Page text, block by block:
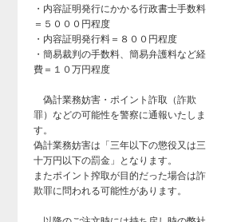
・内容証明発行にかかる行政書士手数料
＝５０００円程度
・内容証明発行料＝８００円程度
・簡易裁判の手数料、簡易弁護料など経
費＝１０万円程度
偽計業務妨害・ポイント詐取（詐欺
罪）などの可能性を警察に通報いたしま
す。
偽計業務妨害は「三年以下の懲役又は三
十万円以下の罰金」となります。
またポイント搾取が目的だった場合は詐
欺罪に問われる可能性があります。